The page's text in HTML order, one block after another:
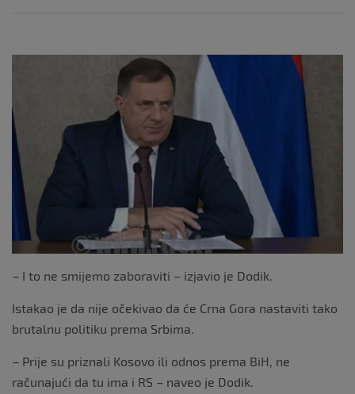
e
o
o
k
– I to ne smijemo zaboraviti – izjavio je Dodik.
Istakao je da nije očekivao da će Crna Gora nastaviti tako
brutalnu politiku prema Srbima.
– Prije su priznali Kosovo ili odnos prema BiH, ne
računajući da tu ima i RS – naveo je Dodik.